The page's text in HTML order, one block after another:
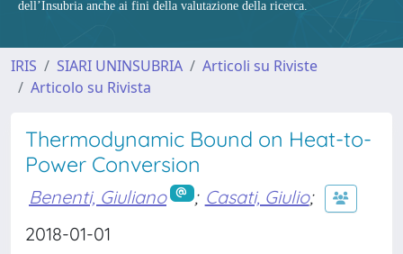
dell’Insubria anche ai fini della valutazione della ricerca.
IRIS SIARI UNINSUBRIA
Articoli su Riviste
Articolo su Rivista
Thermodynamic Bound on Heat-to-
Power Conversion
Benenti, Giuliano ; Casati, Giulio;
2018-01-01